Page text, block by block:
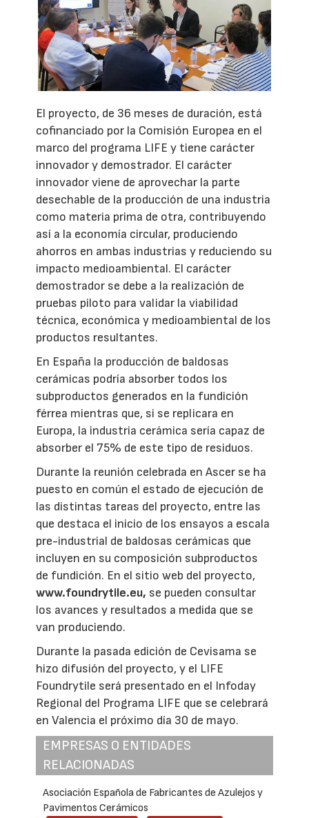
El proyecto, de 36 meses de duración, está
cofinanciado por la Comisión Europea en el
marco del programa LIFE y tiene carácter
innovador y demostrador. El carácter
innovador viene de aprovechar la parte
desechable de la producción de una industria
como materia prima de otra, contribuyendo
así a la economía circular, produciendo
ahorros en ambas industrias y reduciendo su
impacto medioambiental. El carácter
demostrador se debe a la realización de
pruebas piloto para validar la viabilidad
técnica, económica y medioambiental de los
productos resultantes.
En España la producción de baldosas
cerámicas podría absorber todos los
subproductos generados en la fundición
férrea mientras que, si se replicara en
Europa, la industria cerámica sería capaz de
absorber el 75% de este tipo de residuos.
Durante la reunión celebrada en Ascer se ha
puesto en común el estado de ejecución de
las distintas tareas del proyecto, entre las
que destaca el inicio de los ensayos a escala
pre-industrial de baldosas cerámicas que
incluyen en su composición subproductos
de fundición. En el sitio web del proyecto,
www.foundrytile.eu, se pueden consultar
los avances y resultados a medida que se
van produciendo.
Durante la pasada edición de Cevisama se
hizo difusión del proyecto, y el LIFE
Foundrytile será presentado en el Infoday
Regional del Programa LIFE que se celebrará
en Valencia el próximo día 30 de mayo.
EMPRESAS O ENTIDADES
RELACIONADAS
Asociación Española de Fabricantes de Azulejos y
Pavimentos Cerámicos